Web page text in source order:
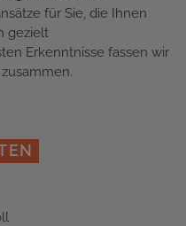
für Sie, die Ihnen
gezielt
Erkenntnisse fassen wir